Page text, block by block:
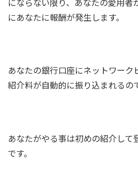
にあなたに報酬が発生します。
あなたの銀行口座にネットワーク
紹介料が自動的に振り込まれるの
あなたがやる事は初めの紹介して
です。